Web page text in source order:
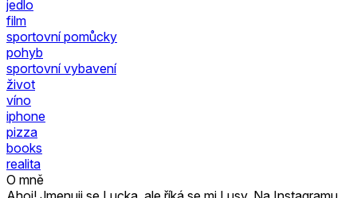
jedlo
film
sportovní pomůcky
pohyb
sportovní vybavení
život
víno
iphone
pizza
books
realita
O mně